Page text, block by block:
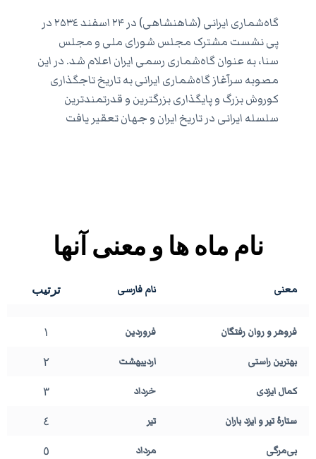
گاه‌شماری ایرانی (شاهنشاهی) در ۲۴ اسفند ٢۵٣٤ در
پی نشست مشترک مجلس شورای ملی و مجلس
سنا، به عنوان گاه‌شماری رسمی ایران اعلام شد. در این
مصوبه سرآغاز گاه‌شماری ایرانی به تاریخ تاجگذاری
کوروش بزرگ و پایگذاری بزرگترین و قدرتمندترین
سلسله ایرانی در تاریخ ایران و جهان تعقیر یافت
نام ماه ها و معنی آنها
معنی نام فارسی ترتیب
فروهر و روان رفتگان فروردین ١
بهترین راستی اردیبهشت ٢
کمال ایزدی خرداد ٣
ستارهٔ تیر و ایزد باران تیر ٤
بی‌مرگی مرداد ٥